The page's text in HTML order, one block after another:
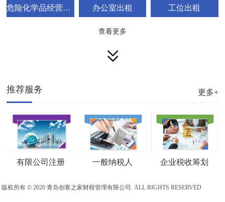
危险化学品经营许可证代办 办公室出租 工位出租
查看更多
推荐服务 更多+
有限公司注册 一般纳税人 企业税收筹划
版权所有 © 2020 青岛创客之家财税管理有限公司. ALL RIGHTS RESERVED